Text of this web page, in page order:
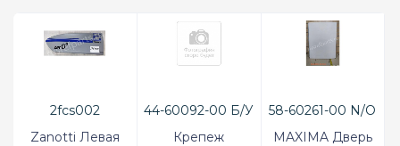
2fcs002
Zanotti Левая
44-60092-00 Б/У
Крепеж
58-60261-00 N/O
MAXIMA Дверь